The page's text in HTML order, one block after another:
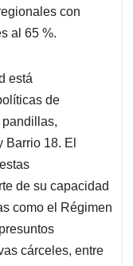
con
al 65 %.
está
de
18. El
de su capacidad
como el Régimen
cárceles, entre